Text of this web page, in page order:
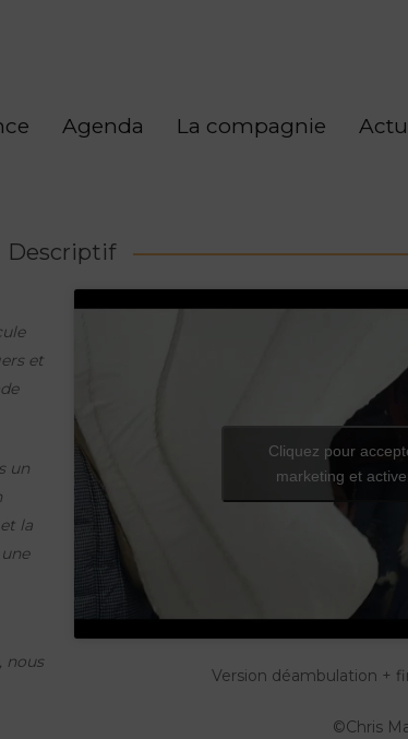
Agenda La compagnie
Descriptif
et
un
la
nous
Cliquez pour
marketing et
Version déambulation +
©Chris